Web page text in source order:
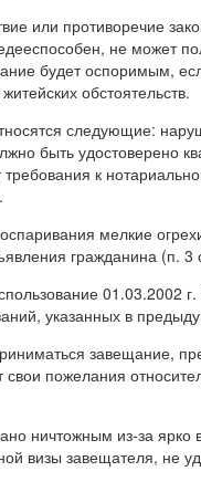
или противоречие
не может
будет оспоримым,
обстоятельств.
следующие:
быть удостоверено
к
мелкие
гражданина (п. 3
01.03.2002
указанных в
завещание,
свои пожелания
ничтожным из-за
визы завещателя, не